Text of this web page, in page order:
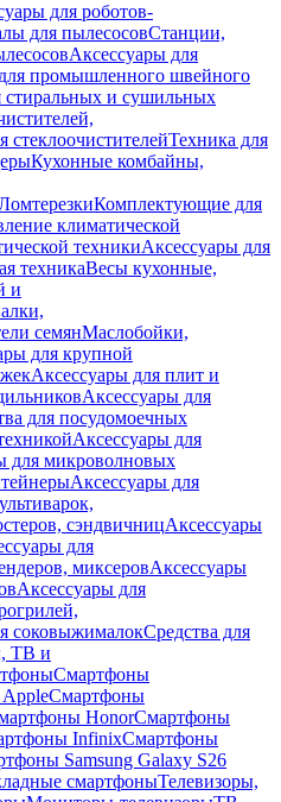
для роботов-
для пылесосовСтанции,
Аксессуары для
промышленного швейного
стиральных и сушильных
стеклоочистителейТехника для
Кухонные комбайны,
Комплектующие для
климатической
техникиАксессуары для
техникаВесы кухонные,
и
семянМаслобойки,
для крупной
Аксессуары для плит и
Аксессуары для
для посудомоечных
Аксессуары для
для микроволновых
Аксессуары для
сэндвичницАксессуары
для
миксеровАксессуары
Аксессуары для
соковыжималокСредства для
ТВ и
Смартфоны
Смартфоны
HonorСмартфоны
InfinixСмартфоны
Samsung Galaxy S26
смартфоныТелевизоры,